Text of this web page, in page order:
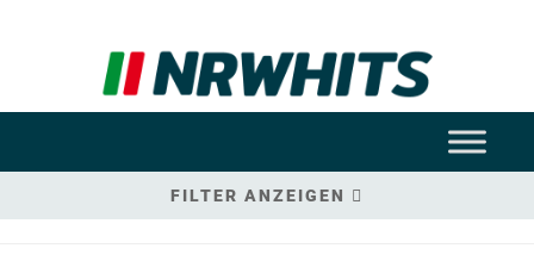
FILTER ANZEIGEN